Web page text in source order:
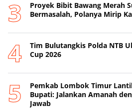
Proyek Bibit Bawang Merah
Bermasalah, Polanya Mirip
Tim Bulutangkis Polda NTB
Cup 2026
Pemkab Lombok Timur
Bupati: Jalankan Amanah
Jawab